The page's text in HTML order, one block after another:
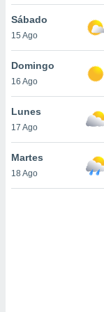
sitio
En
sean
el sitio
ni para
o
Sábado
15 Ago
Domingo
16 Ago
Lunes
17 Ago
Martes
18 Ago